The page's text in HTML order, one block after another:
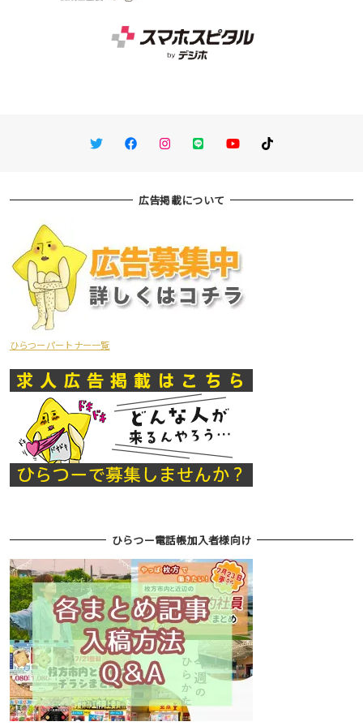
TwitterFacebookInstagram
LINE You TubeTikTok
広告掲載について
ひらつーパートナー一覧
ひらつー電話帳加入者様向け